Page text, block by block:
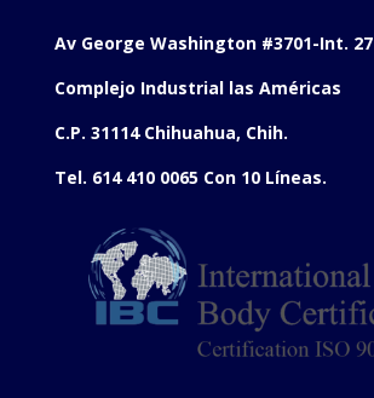
Av George Washington #3701-Int. 27
Complejo Industrial las Américas
C.P. 31114 Chihuahua, Chih.
Tel. 614 410 0065 Con 10 Líneas.